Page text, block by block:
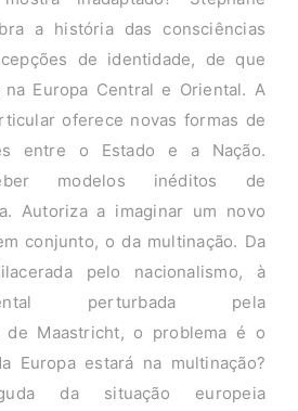
a história das consciências
de identidade, de que
Europa Central e Oriental. A
oferece novas formas de
entre o Estado e a Nação.
modelos inéditos de
Autoriza a imaginar um novo
conjunto, o da multinação. Da
pelo nacionalismo, à
perturbada pela
de Maastricht, o problema é o
Europa estará na multinação?
da situação europeia